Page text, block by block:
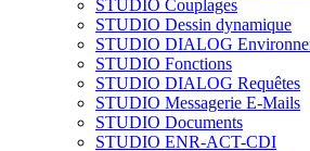
STUDIO Couplages
STUDIO Dessin dynamique
STUDIO DIALOG
STUDIO Fonctions
STUDIO DIALOG Requêtes
STUDIO Messagerie E-Mails
STUDIO Documents
STUDIO ENR-ACT-CDI